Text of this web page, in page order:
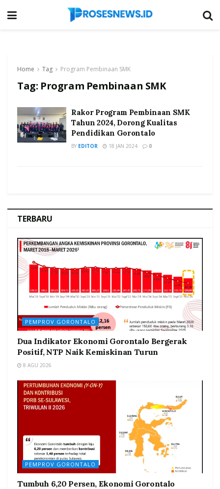
Home Tag Program Pembinaan SMK
Tag: Program Pembinaan SMK
Rakor Program Pembinaan SMK
Tahun 2024, Dorong Kualitas
Pendidikan Gorontalo
BY EDITOR 18 JAN 2024 0
TERBARU
PEMPROV GORONTALO
Dua Indikator Ekonomi Gorontalo Bergerak
Positif, NTP Naik Kemiskinan Turun
8 AGU 2026
PEMPROV GORONTALO
Tumbuh 6,20 Persen, Ekonomi Gorontalo